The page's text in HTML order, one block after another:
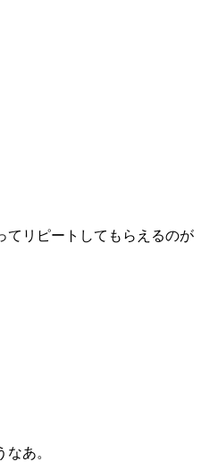
てリピートしてもらえるのが
あ。